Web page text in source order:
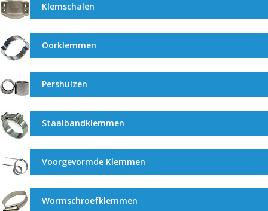
Klemschalen
Oorklemmen
Pershulzen
Staalbandklemmen
Voorgevormde Klemmen
Wormschroefklemmen